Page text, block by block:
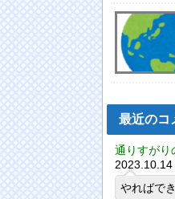
最近のコ
通りすがり
やればで